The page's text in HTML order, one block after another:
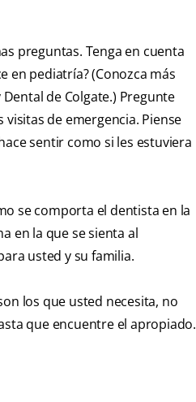
preguntas. Tenga en cuenta
en pediatría? (Conozca más
de Colgate.) Pregunte
de emergencia. Piense
sentir como si les estuviera
se comporta el dentista en la
en la que se sienta al
usted y su familia.
los que usted necesita, no
que encuentre el apropiado.